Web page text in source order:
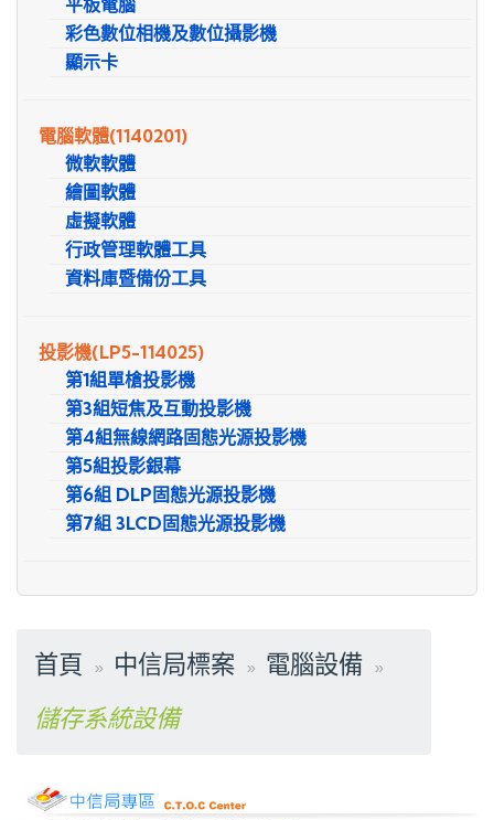
平板電腦
彩色數位相機及數位攝影機
顯示卡
電腦軟體(1140201)
微軟軟體
繪圖軟體
虛擬軟體
行政管理軟體工具
資料庫暨備份工具
投影機(LP5-114025)
第1組單槍投影機
第3組短焦及互動投影機
第4組無線網路固態光源投影機
第5組投影銀幕
第6組 DLP固態光源投影機
第7組 3LCD固態光源投影機
首頁 中信局標案
電腦設備
儲存系統設備